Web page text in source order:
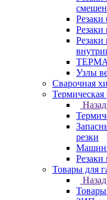
Резаки
Узлы
Сварочная
Термическая
Назад
резки
Товары для
Назад
Товары